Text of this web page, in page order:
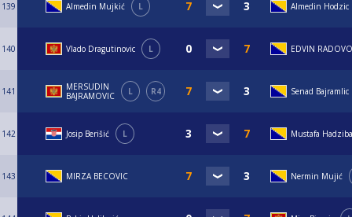
139 Almedin Mujkić L Almedin Hodzic
140 Vlado Dragutinovic L EDVIN
141
MERSUDIN
BAJRAMOVIC
L R4 Senad Bajramlic
142 Josip Berišić L Mustafa
143 MIRZA BECOVIC Nermin Mujić